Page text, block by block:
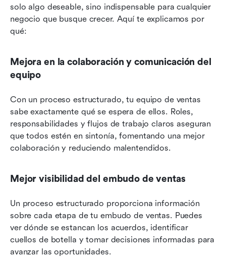
solo algo deseable, sino indispensable para cualquier
negocio que busque crecer. Aquí te explicamos por
qué:
Mejora en la colaboración y comunicación del
equipo
Con un proceso estructurado, tu equipo de ventas
sabe exactamente qué se espera de ellos. Roles,
responsabilidades y flujos de trabajo claros aseguran
que todos estén en sintonía, fomentando una mejor
colaboración y reduciendo malentendidos.
Mejor visibilidad del embudo de ventas
Un proceso estructurado proporciona información
sobre cada etapa de tu embudo de ventas. Puedes
ver dónde se estancan los acuerdos, identificar
cuellos de botella y tomar decisiones informadas para
avanzar las oportunidades.